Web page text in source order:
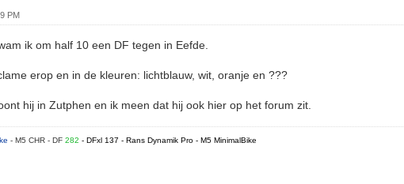
PM
ik om half 10 een DF tegen in Eefde.
erop en in de kleuren: lichtblauw, wit, oranje en ???
hij in Zutphen en ik meen dat hij ook hier op het forum zit.
- M5 CHR - DF282- DFxl 137 - Rans Dynamik Pro - M5 MinimalBike